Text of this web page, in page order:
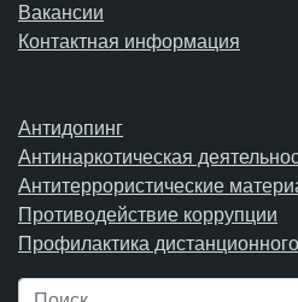
Вакансии
Контактная информация
Антидопинг
Антинаркотическая
Антитеррористические
Противодействие коррупции
Профилактика
Поиск